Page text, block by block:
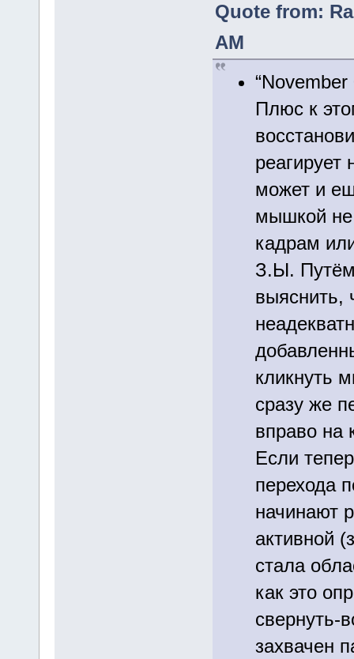
Quote from:
AM
Плюс к
реагирует
может и
мышкой не
кадрам
З.Ы. Путём
выяснить,
кликнуть
сразу же
вправо на
Если
перехода
начинают
активной
стала
как это
свернуть-
захвачен